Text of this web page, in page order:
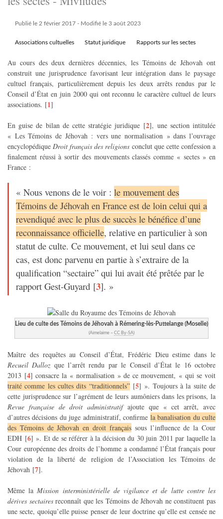
Publié le 2 février 2017- Modifié le 3 août 2023
Associations cultuelles Statut juridique Rapports sur les sectes
Au cours des deux dernières décennies, les Témoins de Jéhovah ont
construit une jurisprudence favorisant leur intégration dans le paysage
cultuel français, particulièrement depuis les deux arrêts rendus par le
Conseil d’État en juin 2000 qui ont reconnu le caractère cultuel de leurs
associations. [1]
En guise de bilan de cette stratégie juridique [2], une section intitulée
« Les Témoins de Jéhovah : vers une normalisation » dans l’ouvrage
encyclopédique Droit français des religions conclut que cette confession a
finalement réussi à sortir des mouvements classés comme « sectes » en
France :
« Nous venons de le voir : le mouvement des
Témoins de Jéhovah en France est de loin celui qui a
revendiqué avec le plus de succès le bénéfice d’une
reconnaissance officielle, relative en particulier à son
statut de culte. Ce mouvement, et lui seul dans ce
cas, est donc parvenu en partie à s’extraire de la
qualification “sectaire” qui lui avait été prêtée par le
rapport Gest-Guyard [3]. »
Lieu de culte des Témoins de Jéhovah à Rémering-lès-Puttelange (Moselle)
(Aimelaime – CC By-SA)
Maître des requêtes au Conseil d’État, Frédéric Dieu estime dans le
Recueil Dalloz que l’arrêt rendu par le Conseil d’État le 16 octobre
2013 [4] consacre la « normalisation » de ce mouvement, « qui se voit
traité comme les cultes dits “traditionnels”[5] ». Toujours à la suite de
cette jurisprudence sur l’agrément de leurs aumôniers dans les prisons, la
Revue française de droit administratifajoute que « cet arrêt, avec
d’autres décisions du juge administratif, confirme la banalisation du culte
des Témoins de Jéhovah en droit françaissous l’influence de la Cour
EDH [6] ». Et de se référer à la décision du 30 juin 2011 par laquelle la
Cour européenne des droits de l’homme a condamné l’État français pour
violation de la liberté de religion de l’Association les Témoins de
Jéhovah [7].
Même laMission interministérielle de vigilance et de lutte contre les
dérives sectairesreconnaît que les Témoins de Jéhovah ne constituent pas
une secte, quoiqu’elle puisse penser de leur doctrine qu’elle est censée ne